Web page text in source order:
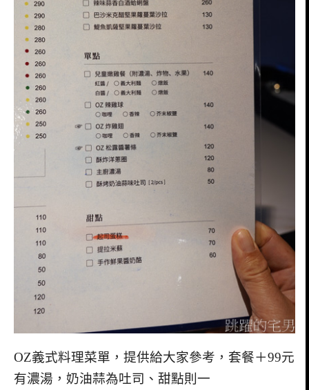
OZ義式料理菜單，提供給大家參考，套餐＋99元
有濃湯，奶油蒜為吐司、甜點則一